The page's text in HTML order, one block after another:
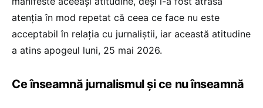
atenția în mod repetat că ceea ce face nu este
acceptabil în relația cu jurnaliștii, iar această atitudine
a atins apogeul luni, 25 mai 2026.
Ce înseamnă jurnalismul și ce nu înseamnă